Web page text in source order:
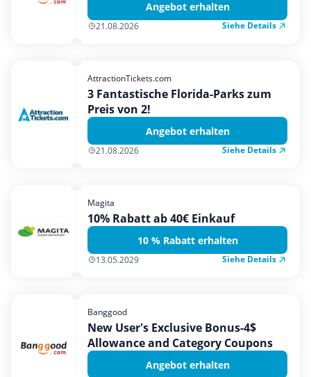
Angebot erhalten
21.08.2026 Siehe Details
AttractionTickets.com
3 Fantastische Florida-Parks zum
Preis von 2!
Angebot erhalten
21.08.2026 Siehe Details
Magita
10% Rabatt ab 40€ Einkauf
10 % Rabatt erhalten
13.05.2029 Siehe Details
Banggood
New User's Exclusive Bonus-4$
Allowance and Category Coupons
Angebot erhalten